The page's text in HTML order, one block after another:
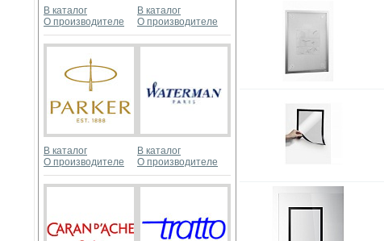
В каталог
О производителе
В каталог
О производителе
В каталог
О производителе
В каталог
О производителе